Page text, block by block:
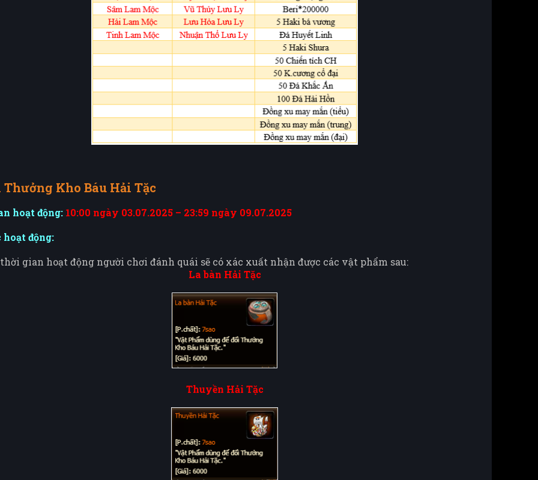
Thưởng Kho Báu Hải Tặc
hoạt động: 10:00 ngày 03.07.2025 – 23:59 ngày 09.07.2025
hoạt động:
gian hoạt động người chơi đánh quái sẽ có xác xuất nhận được các vật phẩm sau:
La bàn Hải Tặc
Thuyền Hải Tặc